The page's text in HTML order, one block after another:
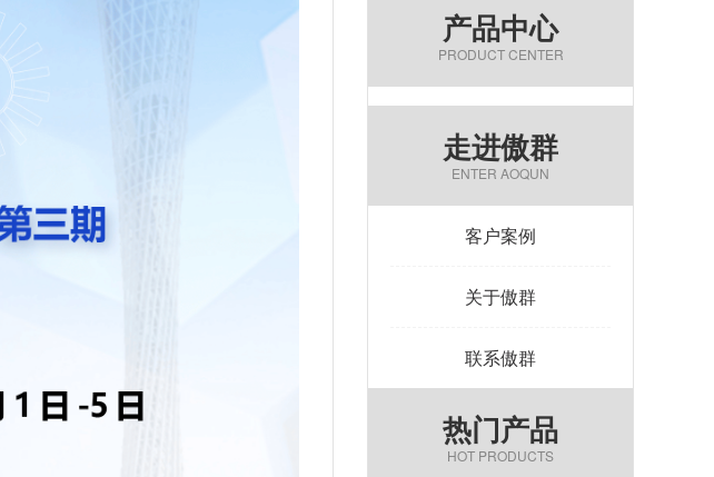
产品中心
PRODUCT CENTER
走进傲群
ENTER AOQUN
客户案例
关于傲群
联系傲群
热门产品
HOT PRODUCTS